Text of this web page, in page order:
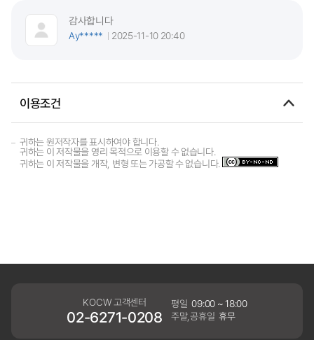
감사합니다
Ay*****
2025-11-10 20:40
이용조건
귀하는 원저작자를 표시하여야 합니다.
귀하는 이 저작물을 영리 목적으로 이용할 수 없습니다.
귀하는 이 저작물을 개작, 변형 또는 가공할 수 없습니다.
KOCW 고객센터
02-6271-0208
평일 09:00 ~ 18:00
주말,공휴일 휴무